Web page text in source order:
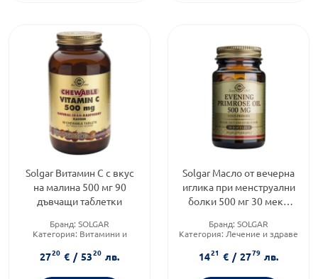
Solgar Витамин C с вкус
на малина 500 мг 90
дъвчащи таблетки
Бранд: SOLGAR
Категория: Витамини и
Форма на продукта: таблетки
2720 € / 5320 лв.
Solgar Масло от вечерна
иглика при менструални
болки 500 мг 30 меки
Бранд: SOLGAR
Категория: Лечение и здраве
1421 € / 2779 лв.